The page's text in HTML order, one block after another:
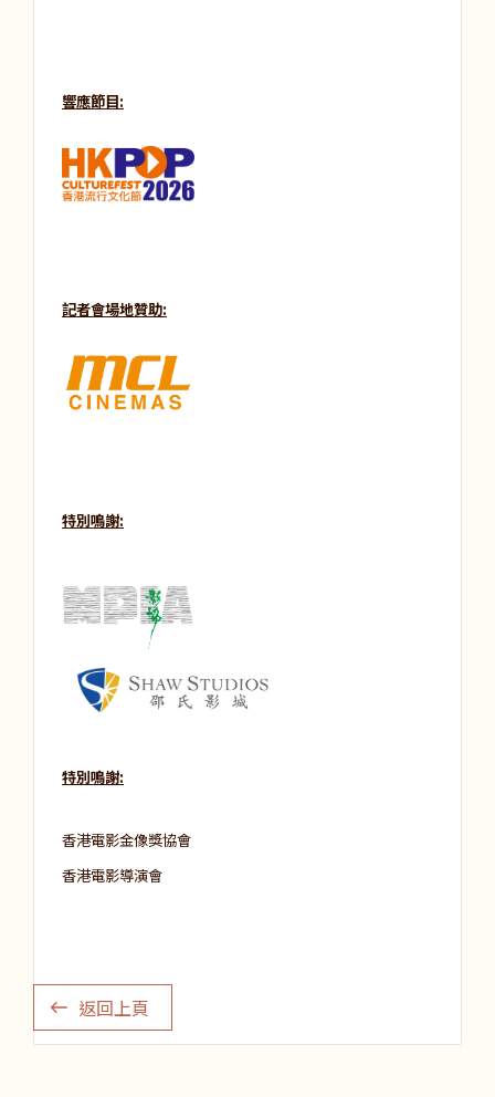
響應節目:
記者會場地贊助:
特別鳴謝:
特別鳴謝:
香港電影金像獎協會
香港電影導演會
返回上頁